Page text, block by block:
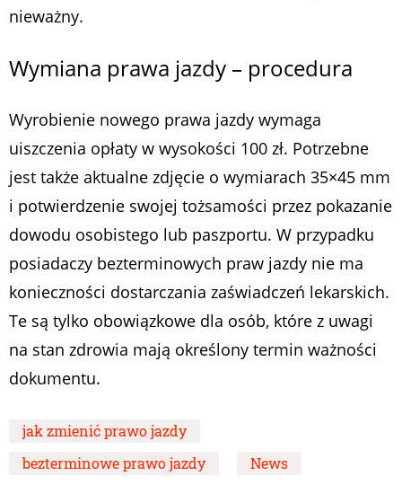
nieważny.
Wymiana prawa jazdy – procedura
Wyrobienie nowego prawa jazdy wymaga
uiszczenia opłaty w wysokości 100 zł. Potrzebne
jest także aktualne zdjęcie o wymiarach 35×45 mm
i potwierdzenie swojej tożsamości przez pokazanie
dowodu osobistego lub paszportu. W przypadku
posiadaczy bezterminowych praw jazdy nie ma
konieczności dostarczania zaświadczeń lekarskich.
Te są tylko obowiązkowe dla osób, które z uwagi
na stan zdrowia mają określony termin ważności
dokumentu.
jak zmienić prawo jazdy
bezterminowe prawo jazdy
News